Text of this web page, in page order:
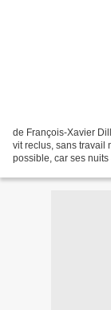
de François-Xavier
vit reclus, sans travail
possible, car ses nuits